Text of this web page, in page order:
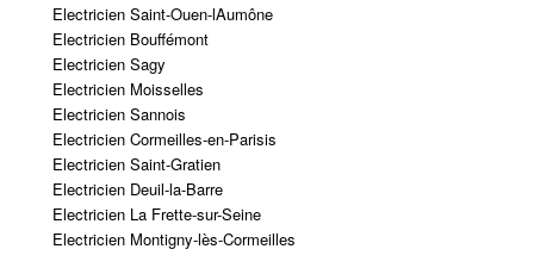
Electricien Saint-Ouen-lAumône
Electricien Bouffémont
Electricien Sagy
Electricien Moisselles
Electricien Sannois
Electricien Cormeilles-en-Parisis
Electricien Saint-Gratien
Electricien Deuil-la-Barre
Electricien La Frette-sur-Seine
Electricien Montigny-lès-Cormeilles